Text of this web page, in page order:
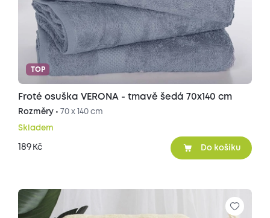
TOP
Froté osuška VERONA - tmavě šedá 70x140 cm
Rozměry • 70 x 140 cm
Skladem
189 Kč Do košíku